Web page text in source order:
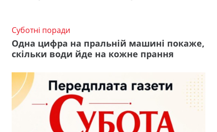
Суботні поради
Одна цифра на пральній машині покаже,
скільки води йде на кожне прання